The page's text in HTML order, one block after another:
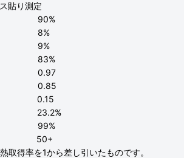
貼り測定
率 90%
8%
9%
83%
0.97
率 0.85
） 0.15
率） 23.2%
率 99%
） 50+
取得率を1から差し引いたものです。